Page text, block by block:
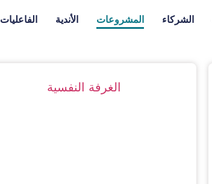
الشركاء المشروعات الأندية الفاعليات
الغرفة النفسية